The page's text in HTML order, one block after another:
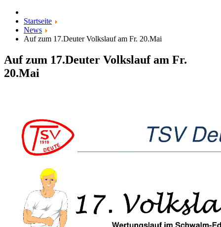
Startseite
News
Auf zum 17.Deuter Volkslauf am Fr. 20.Mai
Auf zum 17.Deuter Volkslauf am Fr.
20.Mai